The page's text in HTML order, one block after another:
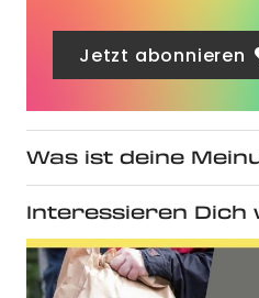
Jetzt abonnieren
Was ist deine
Interessieren Dich